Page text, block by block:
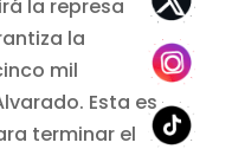
la represa
la
mil
Esta es
terminar el